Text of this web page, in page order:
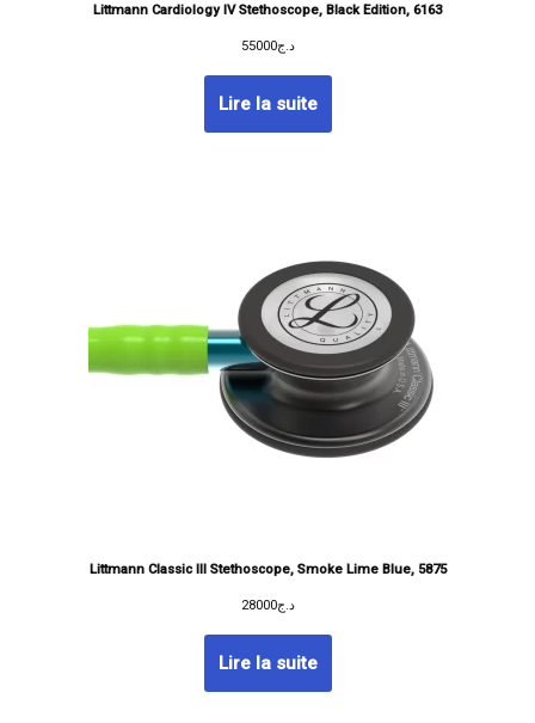
Littmann Cardiology IV Stethoscope, Black Edition, 6163
د.ج55000
Lire la suite
Littmann Classic III Stethoscope, Smoke Lime Blue, 5875
د.ج28000
Lire la suite